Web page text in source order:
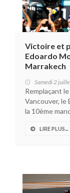
Victoire et
Edoardo
Marrakech
Samedi 2
Remplaçant
Vancouver, le
la 10ème
LIRE PLUS...